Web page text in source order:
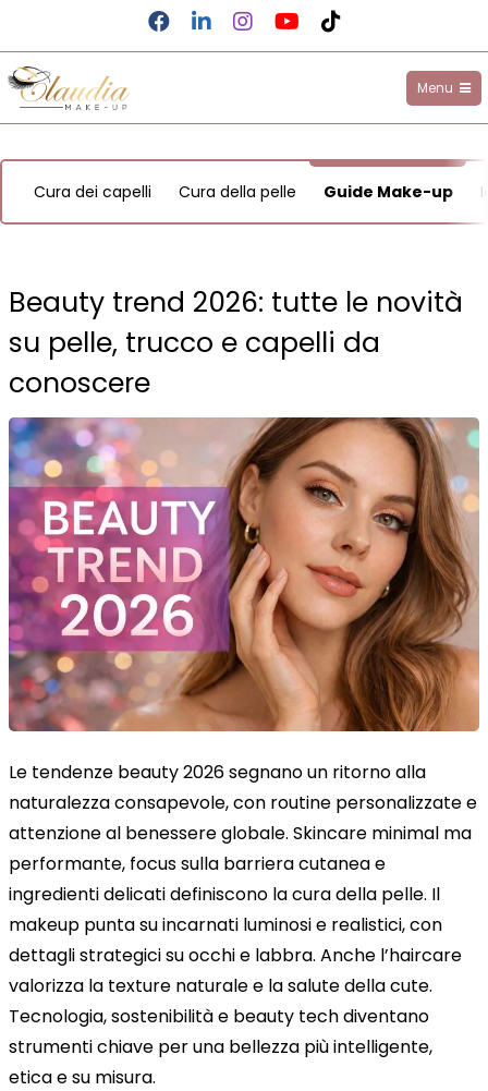
Facebook
LinkedInInstagram
YouTubeTikTok
Claudia Make-up
Menu
Cura dei capelli Cura della pelle Guide Make-up
Beauty trend 2026: tutte le novità
su pelle, trucco e capelli da
conoscere
Le tendenze beauty 2026 segnano un ritorno alla
naturalezza consapevole, con routine personalizzate e
attenzione al benessere globale. Skincare minimal ma
performante, focus sulla barriera cutanea e
ingredienti delicati definiscono la cura della pelle. Il
makeup punta su incarnati luminosi e realistici, con
dettagli strategici su occhi e labbra. Anche l’haircare
valorizza la texture naturale e la salute della cute.
Tecnologia, sostenibilità e beauty tech diventano
strumenti chiave per una bellezza più intelligente,
etica e su misura.